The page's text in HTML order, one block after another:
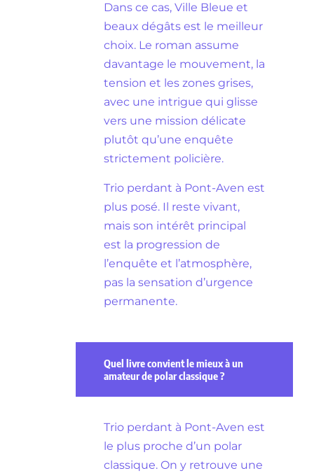
Dans ce cas, Ville Bleue et
beaux dégâts est le meilleur
choix. Le roman assume
davantage le mouvement, la
tension et les zones grises,
avec une intrigue qui glisse
vers une mission délicate
plutôt qu’une enquête
strictement policière.
Trio perdant à Pont-Aven est
plus posé. Il reste vivant,
mais son intérêt principal
est la progression de
l’enquête et l’atmosphère,
pas la sensation d’urgence
permanente.
Quel livre convient le mieux à un
amateur de polar classique ?
Trio perdant à Pont-Aven est
le plus proche d’un polar
classique. On y retrouve une